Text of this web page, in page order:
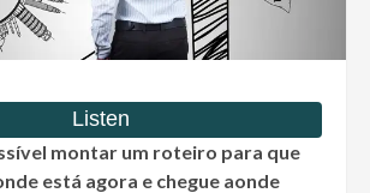
montar um roteiro para que
está agora e chegue aonde